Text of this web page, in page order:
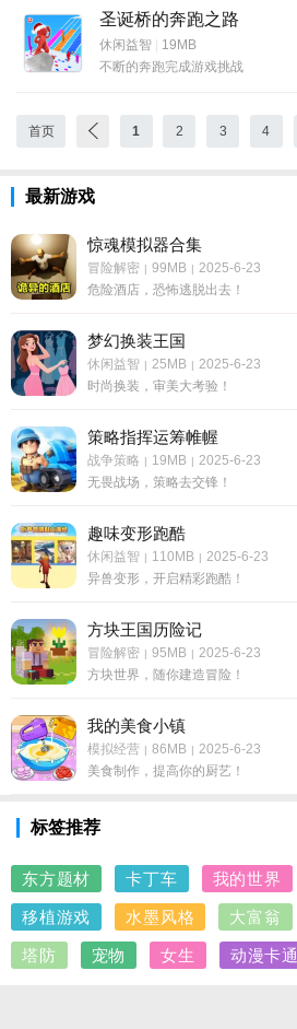
圣诞桥的奔跑之路
休闲益智
19MB
不断的奔跑完成游戏挑战
首页 1 2 3 4
最新游戏
惊魂模拟器合集
冒险解密 | 99MB | 2025-6-23
危险酒店，恐怖逃脱出去！
梦幻换装王国
休闲益智 | 25MB | 2025-6-23
时尚换装，审美大考验！
策略指挥运筹帷幄
战争策略 | 19MB | 2025-6-23
无畏战场，策略去交锋！
趣味变形跑酷
休闲益智 | 110MB | 2025-6-23
异兽变形，开启精彩跑酷！
方块王国历险记
冒险解密 | 95MB | 2025-6-23
方块世界，随你建造冒险！
我的美食小镇
模拟经营 | 86MB | 2025-6-23
美食制作，提高你的厨艺！
标签推荐
东方题材 卡丁车 我的世界
移植游戏 水墨风格 大富翁
塔防 宠物 女生 动漫卡通